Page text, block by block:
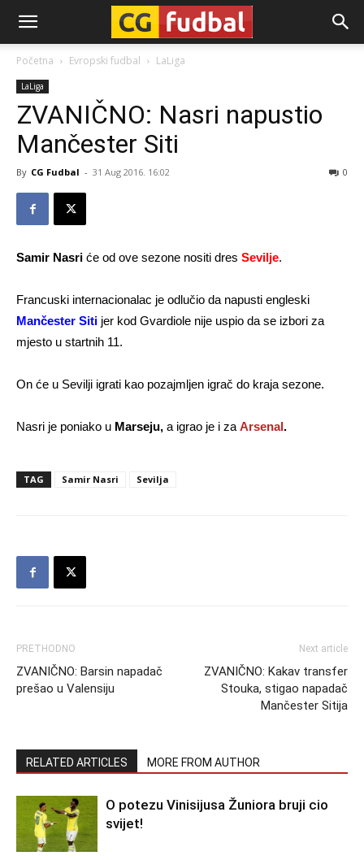
CG-
Fudbal
Početna Evropski fudbal LaLiga
LaLiga
ZVANIČNO: Nasri napustio
Mančester Siti
By CG Fudbal - 31 Aug 2016. 16:02 0
Samir Nasri će od ove sezone nositi dres Sevilje.
Francuski internacionalac je odlučio da napusti engleski
Mančester Siti jer kod Gvardiole nije uspio da se izbori za
mjesto u startnih 11.
On će u Sevilji igrati kao pozajmljen igrač do kraja sezone.
Nasri je poniako u Marseju, a igrao je i za Arsenal.
TAG Samir Nasri Sevilja
PRETHODNO
ZVANIČNO: Barsin napadač
prešao u Valensiju
Next article
ZVANIČNO: Kakav transfer
Stouka, stigao napadač
Mančester Sitija
RELATED ARTICLES MORE FROM AUTHOR
O potezu Vinisijusa Žuniora bruji cio
svijet!